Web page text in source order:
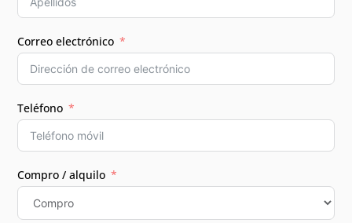
Correo electrónico
Teléfono
Compro / alquilo